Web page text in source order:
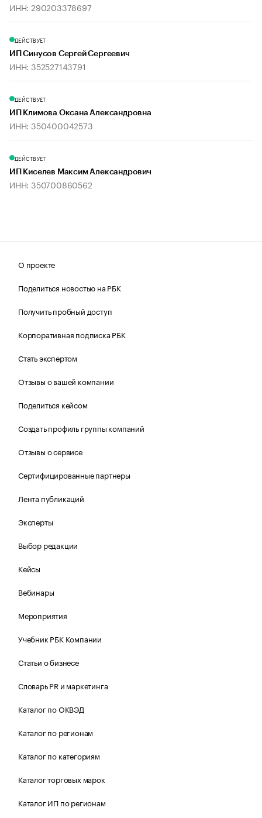
ИНН: 290203378697
ДЕЙСТВУЕТ
ИП Синусов Сергей Сергеевич
ИНН: 352527143791
ДЕЙСТВУЕТ
ИП Климова Оксана Александровна
ИНН: 350400042573
ДЕЙСТВУЕТ
ИП Киселев Максим Александрович
ИНН: 350700860562
О проекте
Поделиться новостью на РБК
Получить пробный доступ
Корпоративная подписка РБК
Стать экспертом
Отзывы о вашей компании
Поделиться кейсом
Создать профиль группы компаний
Отзывы о сервисе
Сертифицированные партнеры
Лента публикаций
Эксперты
Выбор редакции
Кейсы
Вебинары
Мероприятия
Учебник РБК Компании
Статьи о бизнесе
Словарь PR и маркетинга
Каталог по ОКВЭД
Каталог по регионам
Каталог по категориям
Каталог торговых марок
Каталог ИП по регионам